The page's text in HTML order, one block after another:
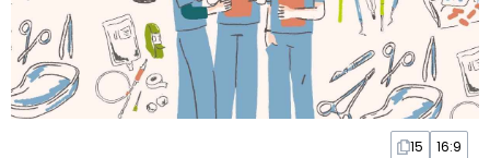
15 16:9